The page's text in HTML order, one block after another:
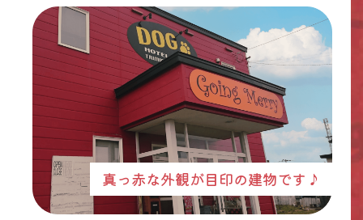
真っ赤な外観が目印の建物です♪